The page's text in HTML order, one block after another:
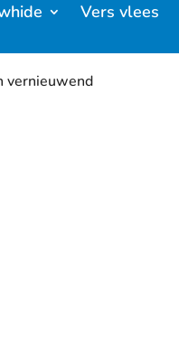
Vers vlees
vernieuwend